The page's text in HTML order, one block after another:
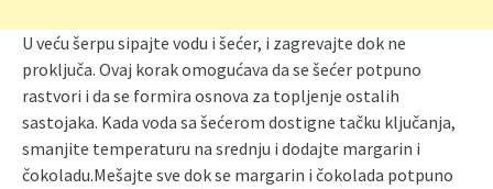
U veću šerpu sipajte vodu i šećer, i zagrevajte dok ne
proključa. Ovaj korak omogućava da se šećer potpuno
rastvori i da se formira osnova za topljenje ostalih
sastojaka. Kada voda sa šećerom dostigne tačku ključanja,
smanjite temperaturu na srednju i dodajte margarin i
čokoladu.Mešajte sve dok se margarin i čokolada potpuno